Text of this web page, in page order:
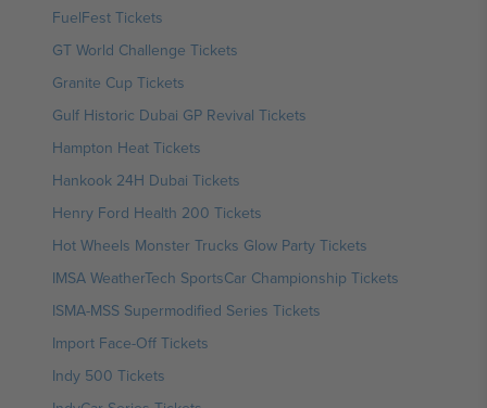
FuelFest Tickets
GT World Challenge Tickets
Granite Cup Tickets
Gulf Historic Dubai GP Revival Tickets
Hampton Heat Tickets
Hankook 24H Dubai Tickets
Henry Ford Health 200 Tickets
Hot Wheels Monster Trucks Glow Party Tickets
IMSA WeatherTech SportsCar Championship Tickets
ISMA-MSS Supermodified Series Tickets
Import Face-Off Tickets
Indy 500 Tickets